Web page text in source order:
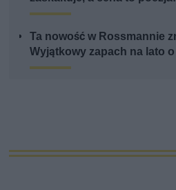
Ta nowość w Rossmannie
Wyjątkowy zapach na lato